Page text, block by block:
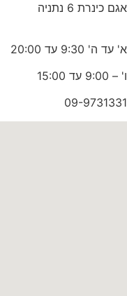
כינרת 6 נתניה
ה' 9:30 עד 20:00
15:00
09-